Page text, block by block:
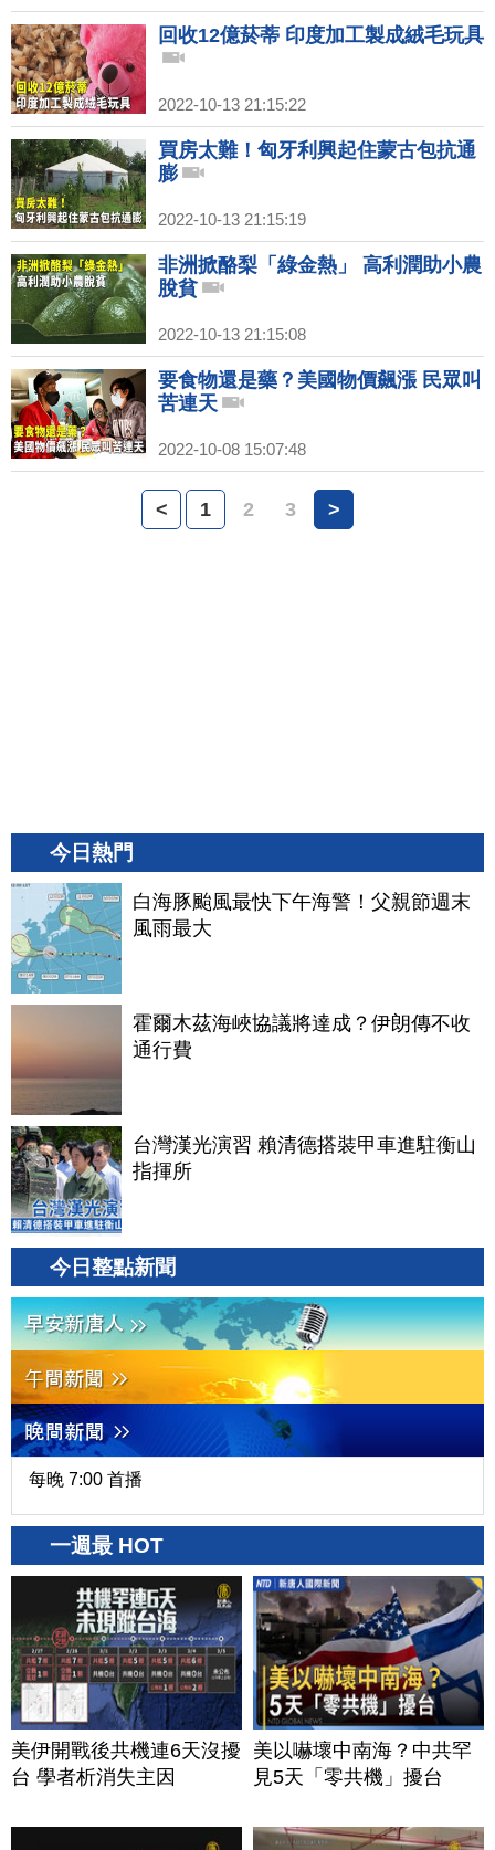
回收12億菸蒂 印度加工製成絨毛玩具
2022-10-13 21:15:22
買房太難！匈牙利興起住蒙古包抗通
膨
2022-10-13 21:15:19
非洲掀酪梨「綠金熱」 高利潤助小農
脫貧
2022-10-13 21:15:08
要食物還是藥？美國物價飆漲 民眾叫
苦連天
2022-10-08 15:07:48
< 1 2 3 >
今日熱門
白海豚颱風最快下午海警！父親節週末
風雨最大
霍爾木茲海峽協議將達成？伊朗傳不收
通行費
台灣漢光演習 賴清德搭裝甲車進駐衡山
指揮所
今日整點新聞
每晚 7:00 首播
一週最 HOT
美伊開戰後共機連6天沒擾
台 學者析消失主因
美以嚇壞中南海？中共罕
見5天「零共機」擾台